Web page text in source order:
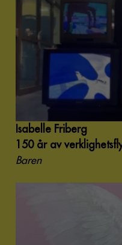
Isabelle Friberg
150 år av
Baren